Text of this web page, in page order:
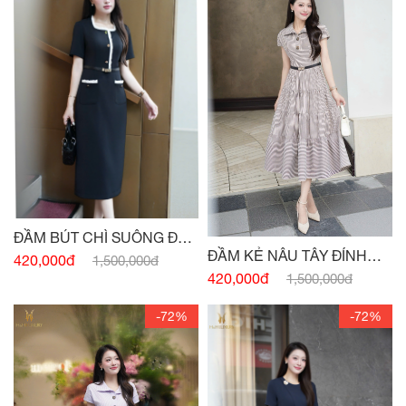
ĐẦM BÚT CHÌ SUÔNG ĐEN
HAI TÚI
420,000đ 1,500,000đ
ĐẦM KẺ NÂU TÂY ĐÍNH
CÚC
420,000đ 1,500,000đ
-72% -72%